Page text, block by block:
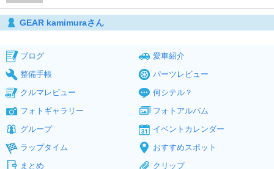
GEAR kamimuraさん
ブログ
愛車紹介
整備手帳
パーツレビュー
クルマレビュー
何シテル？
フォトギャラリー
フォトアルバム
グループ
イベントカレンダー
ラップタイム
おすすめスポット
まとめ
クリップ